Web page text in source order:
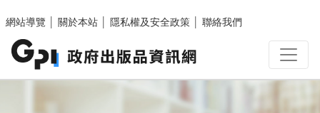
網站導覽
關於本站 隱私權及安全政策 聯絡我們